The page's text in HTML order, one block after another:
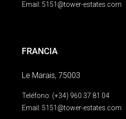
Email: 5151@tower-estates.com
FRANCIA
Le Marais, 75003
Teléfono: (+34) 960 37 81 04
Email: 5151@tower-estates.com